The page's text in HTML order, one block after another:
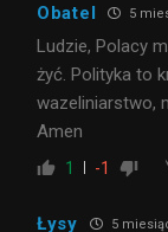
Obatel 5
Ludzie, Polacy
żyć. Polityka to
wazeliniarstwo,
Amen
1 -1
Łysy 5